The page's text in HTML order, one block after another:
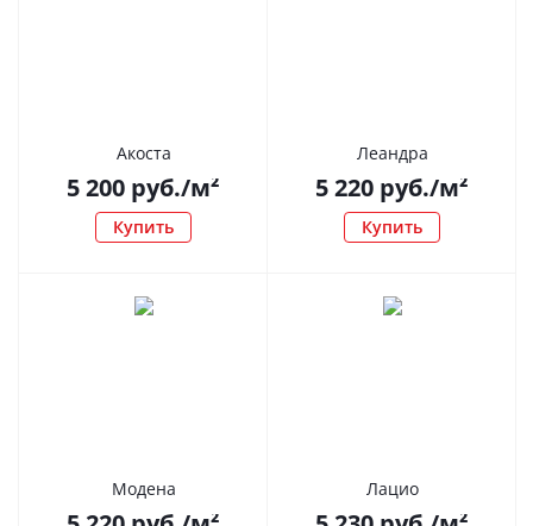
Акоста
5 200 руб./м²
Купить
Леандра
5 220 руб./м²
Купить
Модена Лацио